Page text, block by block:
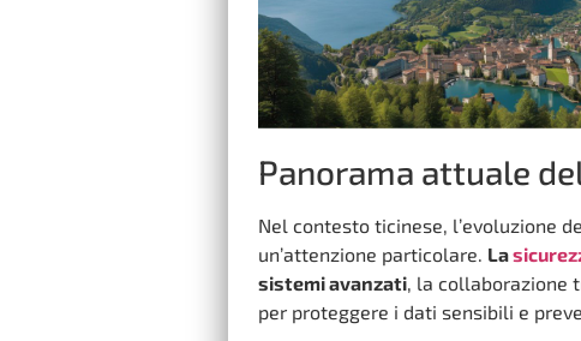
Panorama attuale
Nel contesto ticinese, l’evoluzione
un’attenzione particolare. La
sistemi avanzati, la collaborazione
per proteggere i dati sensibili e